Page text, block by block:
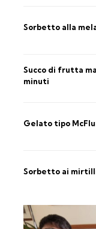
Sorbetto alla
Succo di frutta
minuti
Gelato tipo
Sorbetto ai